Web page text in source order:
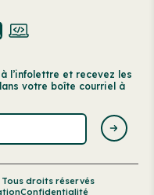
l’infolettre et recevez les
votre boîte courriel à
droits réservés
Confidentialité